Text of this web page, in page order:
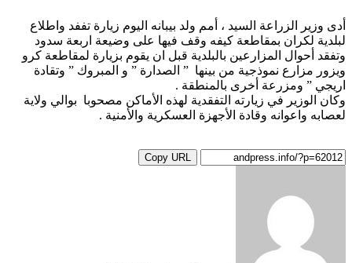
أدى وزير الزراعة السيد ، أمم ولد بيبانه اليوم زيارة تففد واطلاع
لبلدية لكران بمقاطعة كيفه وقف فيها على وضيعة اربعة سدود
وتفقد أحوال المزارعين بالبلدية قبل ان يقوم بزيارة لمقاطعة كرو
ويزور مزارع نموذجية من بينها ” الصدارة ” و المبروك ” وتقادة
اريجي ” ومزرعة أخرى بالمنطقة .
وكان الوزير في زيارته التفقدية لهذه الأماكن مصحوبا بوالي ولاية
لعصابه واعوانه وقادة الأجهزة العسكرية والأمنية .
Copy URL